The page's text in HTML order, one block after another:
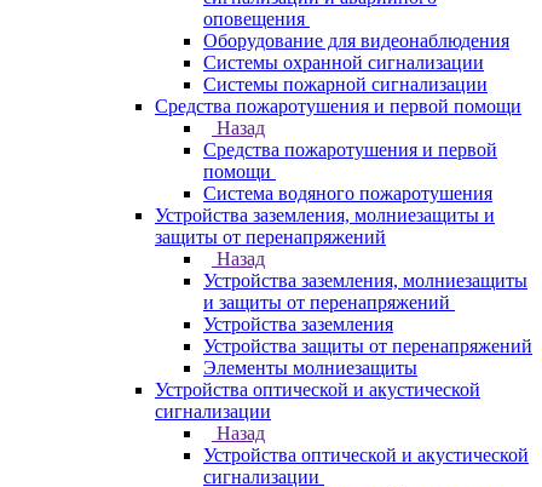
оповещения
Оборудование для видеонаблюдения
Системы охранной сигнализации
Системы пожарной сигнализации
Средства пожаротушения и первой помощи
Назад
Средства пожаротушения и первой
помощи
Система водяного пожаротушения
Устройства заземления, молниезащиты и
защиты от перенапряжений
Назад
Устройства заземления, молниезащиты
и защиты от перенапряжений
Устройства заземления
Устройства защиты от перенапряжений
Элементы молниезащиты
Устройства оптической и акустической
сигнализации
Назад
Устройства оптической и акустической
сигнализации